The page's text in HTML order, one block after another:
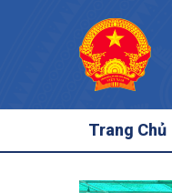
NAVIGATION
Trang Chủ